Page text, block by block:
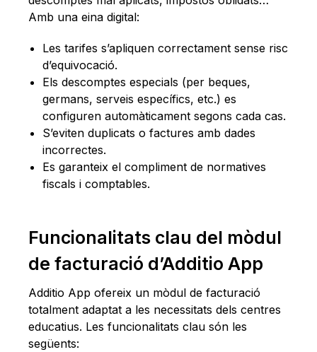
Amb una eina digital:
Les tarifes s’apliquen correctament sense risc
d’equivocació.
Els descomptes especials (per beques,
germans, serveis específics, etc.) es
configuren automàticament segons cada cas.
S’eviten duplicats o factures amb dades
incorrectes.
Es garanteix el compliment de normatives
fiscals i comptables.
Funcionalitats clau del mòdul
de facturació d’Additio App
Additio App ofereix un mòdul de facturació
totalment adaptat a les necessitats dels centres
educatius. Les funcionalitats clau són les
següents: